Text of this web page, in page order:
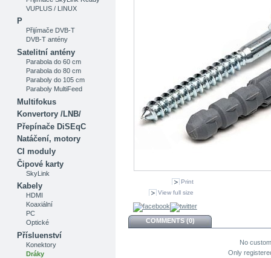
VUPLUS / LINUX
P
Přijímače DVB-T
DVB-T antény
Satelitní antény
Parabola do 60 cm
Parabola do 80 cm
Paraboly do 105 cm
Paraboly MultiFeed
Multifokus
Konvertory /LNB/
Přepínače DiSEqC
Natáčení, motory
CI moduly
Čipové karty
SkyLink
Kabely
HDMI
Koaxiální
PC
Optické
Přísluenství
Konektory
Dráky
Print
View full size
COMMENTS (0)
No
Only